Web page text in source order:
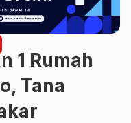
1 Rumah
Tana